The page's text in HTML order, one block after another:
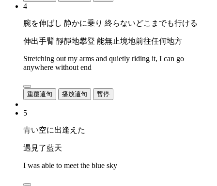
4
腕を伸ばし 静かに乗り 終らないどこまでも行ける
伸出手臂 靜靜地攀登 能無止境地前往任何地方
Stretching out my arms and quietly riding it, I can go
anywhere without end
重覆這句 播放這句 暫停
5
青い空に出逢えた
遇見了藍天
I was able to meet the blue sky